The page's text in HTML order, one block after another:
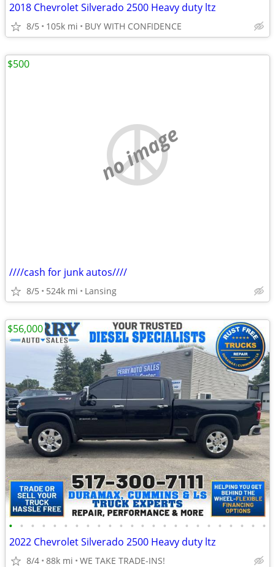
2018 Chevrolet Silverado 2500 Heavy duty ltz
8/5 105k mi BUY WITH CONFIDENCE
no image
////cash for junk autos////
8/5 524k mi Lansing
$500
• • • • • • • • • • • • • • • • • • • • • • • •
2022 Chevrolet Silverado 2500 Heavy duty ltz
8/4 88k mi WE TAKE TRADE-INS!
$56,000